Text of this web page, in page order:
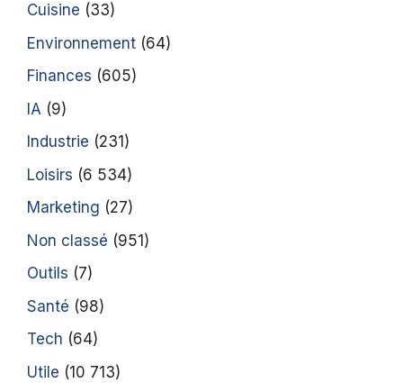
Cuisine (33)
Environnement (64)
Finances (605)
IA (9)
Industrie (231)
Loisirs (6 534)
Marketing (27)
Non classé (951)
Outils (7)
Santé (98)
Tech (64)
Utile (10 713)